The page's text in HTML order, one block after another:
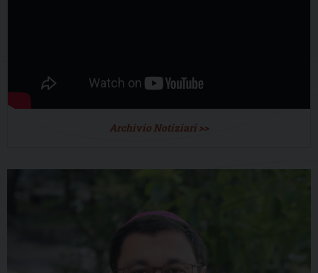
Archivio Notiziari >>